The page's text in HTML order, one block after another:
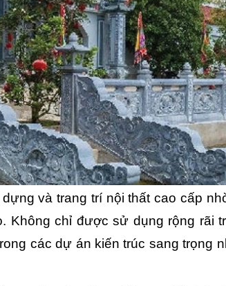
và trang trí nội thất cao cấp
Không chỉ được sử dụng rộng rãi
các dự án kiến trúc sang trọng